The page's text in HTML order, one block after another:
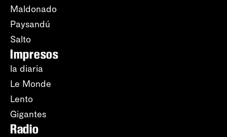
Maldonado
Paysandú
Salto
Impresos
la diaria
Le Monde
Lento
Gigantes
Radio